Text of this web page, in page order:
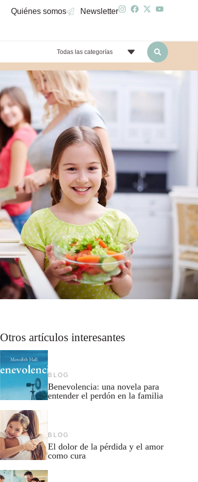
Quiénes somos Newsletter
Todas las categorías
Otros artículos interesantes
BLOG
Benevolencia: una novela para
entender el perdón en la familia
BLOG
El dolor de la pérdida y el amor
como cura